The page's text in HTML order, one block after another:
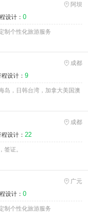
阿坝
设计： 0
制个性化旅游服务
成都
设计： 9
岛，日韩台湾，加拿大美国澳
成都
设计： 22
签证。
广元
设计： 0
制个性化旅游服务